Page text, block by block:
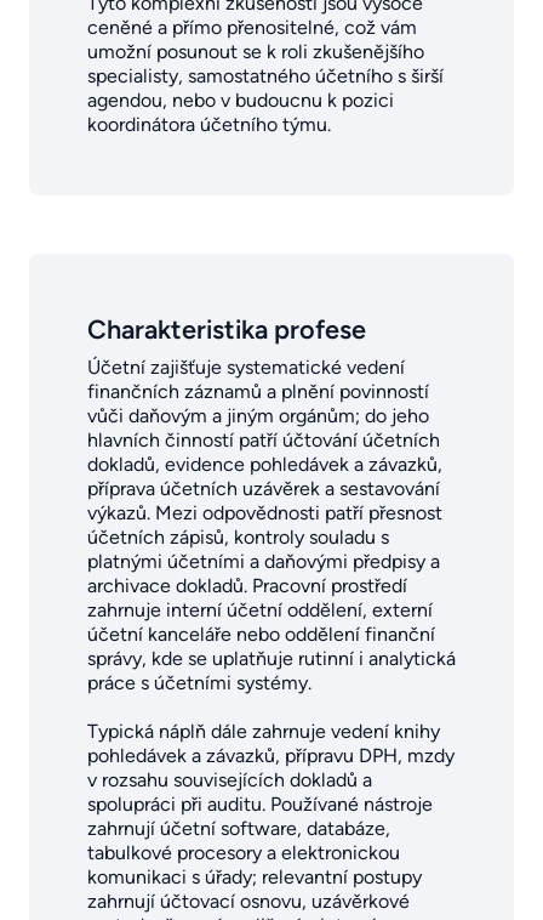
ceněné a přímo přenositelné, což vám
umožní posunout se k roli zkušenějšího
specialisty, samostatného účetního s širší
agendou, nebo v budoucnu k pozici
koordinátora účetního týmu.
Charakteristika profese
Účetní zajišťuje systematické vedení
finančních záznamů a plnění povinností
vůči daňovým a jiným orgánům; do jeho
hlavních činností patří účtování účetních
dokladů, evidence pohledávek a závazků,
příprava účetních uzávěrek a sestavování
výkazů. Mezi odpovědnosti patří přesnost
účetních zápisů, kontroly souladu s
platnými účetními a daňovými předpisy a
archivace dokladů. Pracovní prostředí
zahrnuje interní účetní oddělení, externí
účetní kanceláře nebo oddělení finanční
správy, kde se uplatňuje rutinní i analytická
práce s účetními systémy.
Typická náplň dále zahrnuje vedení knihy
pohledávek a závazků, přípravu DPH, mzdy
v rozsahu souvisejících dokladů a
spolupráci při auditu. Používané nástroje
zahrnují účetní software, databáze,
tabulkové procesory a elektronickou
komunikaci s úřady; relevantní postupy
zahrnují účtovací osnovu, uzávěrkové